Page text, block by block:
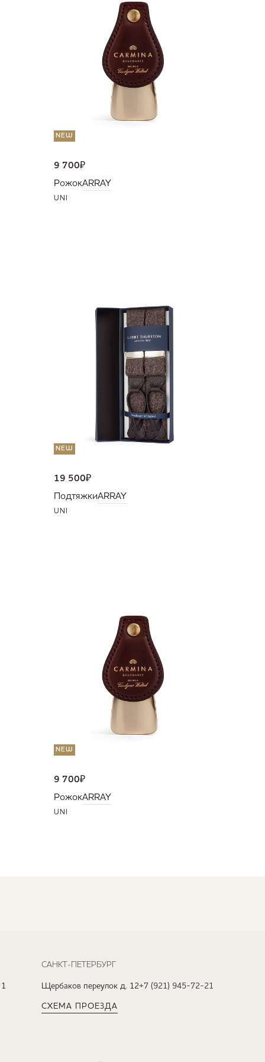
NEW
9 700₽
РожокARRAY
UNI
NEW
19 500₽
ПодтяжкиARRAY
UNI
NEW
9 700₽
РожокARRAY
UNI
САНКТ-ПЕТЕРБУРГ
Щербаков переулок д. 12+7 (921) 945-72-21
СХЕМА ПРОЕЗДА